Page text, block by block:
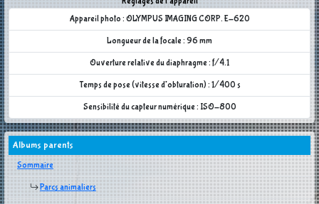
Appareil photo : OLYMPUS IMAGING CORP. E-620
Longueur de la focale : 96 mm
Ouverture relative du diaphragme : f/4.1
Temps de pose (vitesse d'obturation) : 1/400 s
Sensibilité du capteur numérique : ISO-800
Albums parents
Sommaire
Parcs animaliers